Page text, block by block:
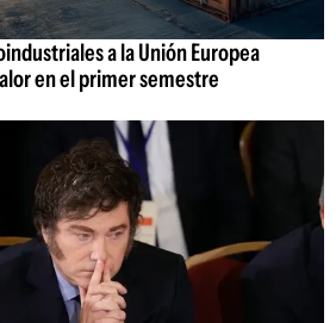
a la Unión Europea
en el primer semestre